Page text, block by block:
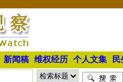
新闻稿 维权经历 个人文集